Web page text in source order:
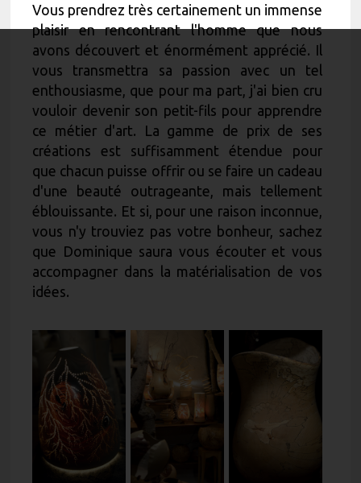
Vous prendrez très certainement un immense
plaisir en rencontrant l'homme que nous
avons découvert et énormément apprécié. Il
vous transmettra sa passion avec un tel
enthousiasme, que pour ma part, j'ai bien cru
vouloir devenir son petit-fils pour apprendre
ce métier d'art. La gamme de prix de ses
créations est suffisamment étendue pour
que chacun puisse offrir ou se faire un cadeau
d'une beauté outrageante, mais tellement
éblouissante. Et si, pour une raison inconnue,
vous n'y trouviez pas votre bonheur, sachez
que Dominique saura vous écouter et vous
accompagner dans la matérialisation de vos
idées.